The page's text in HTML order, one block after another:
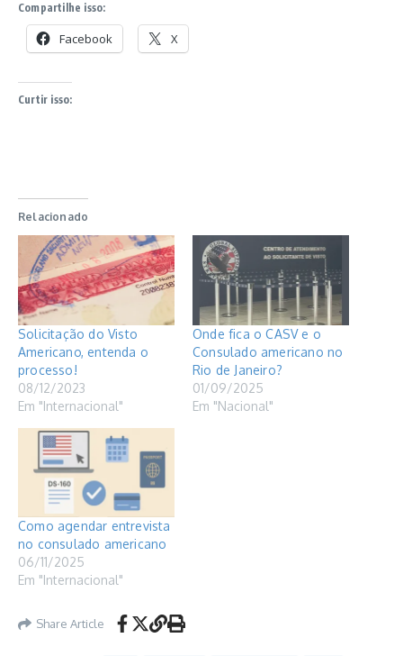
Compartilhe isso:
Facebook X
Curtir isso:
Relacionado
Solicitação do Visto
Americano, entenda o
processo!
08/12/2023
Em "Internacional"
Onde fica o CASV e o
Consulado americano no
Rio de Janeiro?
01/09/2025
Em "Nacional"
Como agendar entrevista
no consulado americano
06/11/2025
Em "Internacional"
Share Article